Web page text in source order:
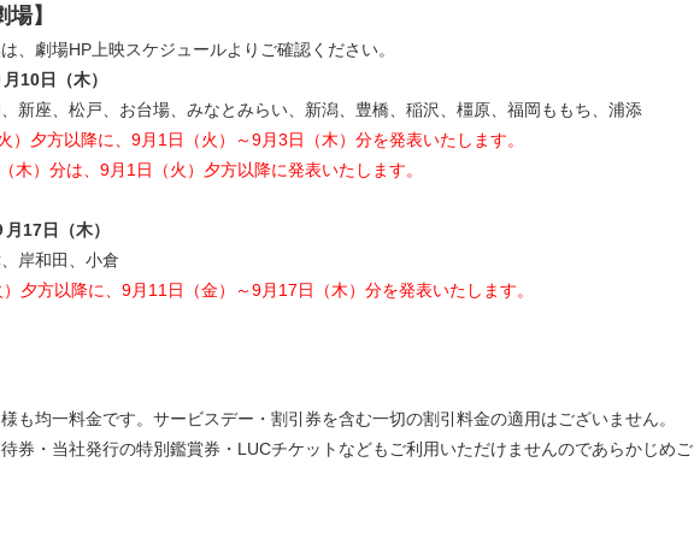
】
、劇場HP上映スケジュールよりご確認ください。
10日（木）
新座、松戸、お台場、みなとみらい、新潟、豊橋、稲沢、橿原、福岡ももち、浦添
夕方以降に、9月1日（火）～9月3日（木）分を発表いたします。
木）分は、9月1日（火）夕方以降に発表いたします。
17日（木）
岸和田、小倉
夕方以降に、9月11日（金）～9月17日（木）分を発表いたします。
も均一料金です。サービスデー・割引券を含む一切の割引料金の適用はございません。
券・当社発行の特別鑑賞券・LUCチケットなどもご利用いただけませんのであらかじめご